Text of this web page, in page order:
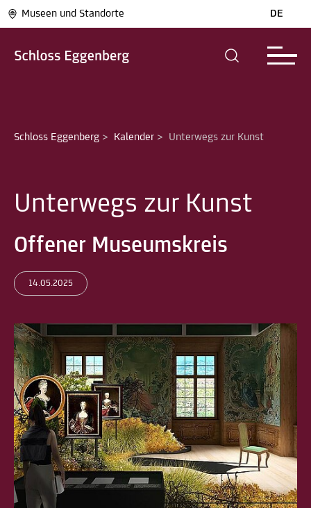
Museen und Standorte DE
Schloss Eggenberg > Kalender > Unterwegs zur Kunst
Unterwegs zur Kunst
Offener Museumskreis
14.05.2025